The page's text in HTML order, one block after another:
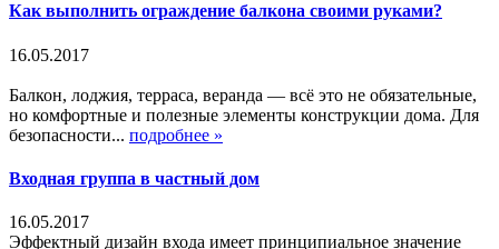
Как выполнить ограждение балкона своими руками?
16.05.2017
Балкон, лоджия, терраса, веранда — всё это не обязательные,
но комфортные и полезные элементы конструкции дома. Для
безопасности... подробнее »
Входная группа в частный дом
16.05.2017
Эффектный дизайн входа имеет принципиальное значение